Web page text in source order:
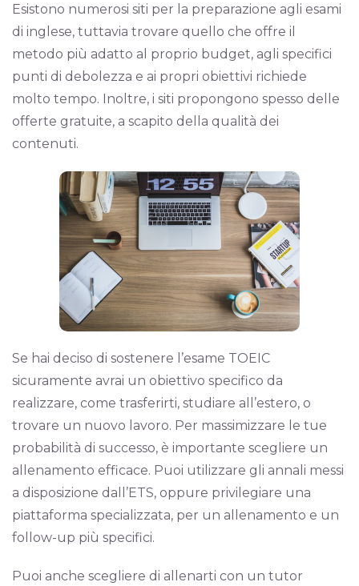
Esistono numerosi siti per la preparazione agli esami
di inglese, tuttavia trovare quello che offre il
metodo più adatto al proprio budget, agli specifici
punti di debolezza e ai propri obiettivi richiede
molto tempo. Inoltre, i siti propongono spesso delle
offerte gratuite, a scapito della qualità dei
contenuti.
Se hai deciso di sostenere l’esame TOEIC
sicuramente avrai un obiettivo specifico da
realizzare, come trasferirti, studiare all’estero, o
trovare un nuovo lavoro. Per massimizzare le tue
probabilità di successo, è importante scegliere un
allenamento efficace. Puoi utilizzare gli annali messi
a disposizione dall’ETS, oppure privilegiare una
piattaforma specializzata, per un allenamento e un
follow-up più specifici.
Puoi anche scegliere di allenarti con un tutor